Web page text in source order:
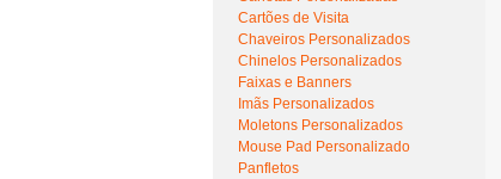
Cartões de Visita
Chaveiros Personalizados
Chinelos Personalizados
Faixas e Banners
Imãs Personalizados
Moletons Personalizados
Mouse Pad Personalizado
Panfletos